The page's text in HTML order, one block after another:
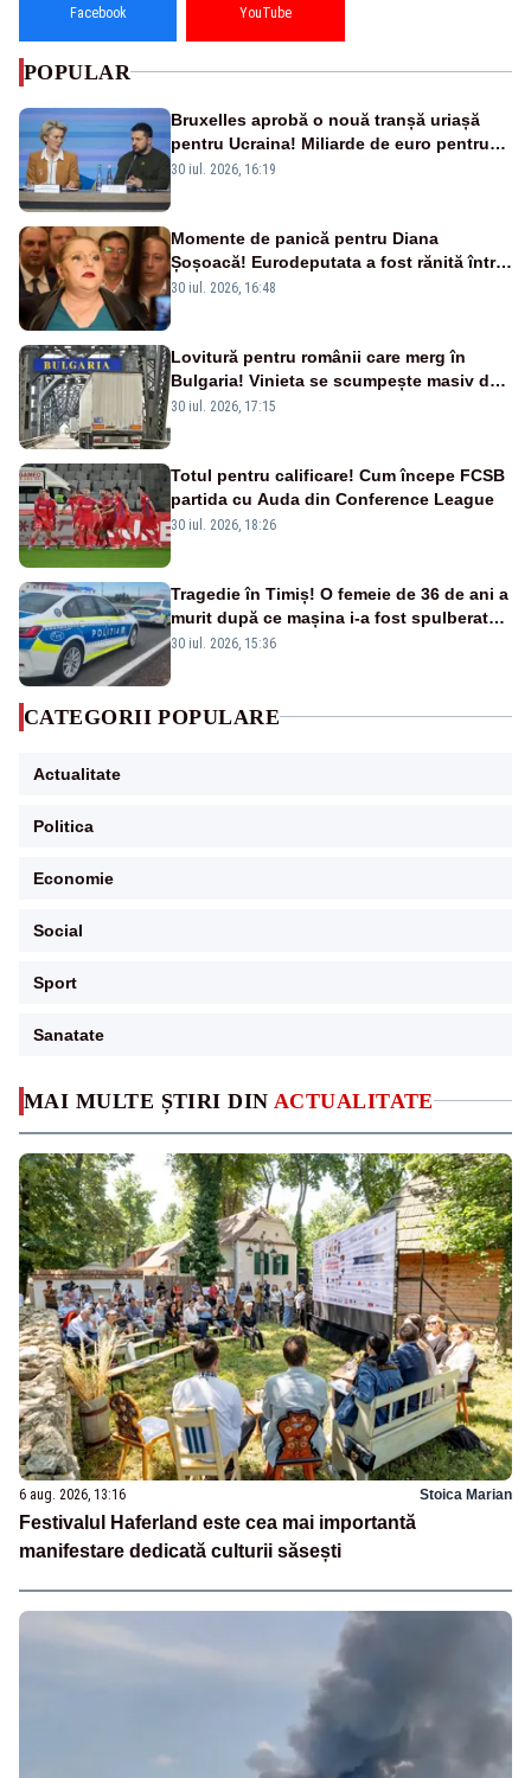
MAI MULTE ȘTIRI DIN ACTUALITATE
6 aug. 2026, 13:16 Stoica Marian
Festivalul Haferland este cea mai importantă
manifestare dedicată culturii săsești
Facebook YouTube
POPULAR
Bruxelles aprobă o nouă tranșă uriașă
pentru Ucraina! Miliarde de euro pentru
armament și apărare
30 iul. 2026, 16:19
Momente de panică pentru Diana
Șoșoacă! Eurodeputata a fost rănită într-
un accident rutier
30 iul. 2026, 16:48
Lovitură pentru românii care merg în
Bulgaria! Vinieta se scumpește masiv de
la 1 august
30 iul. 2026, 17:15
Totul pentru calificare! Cum începe FCSB
partida cu Auda din Conference League
30 iul. 2026, 18:26
Tragedie în Timiș! O femeie de 36 de ani a
murit după ce mașina i-a fost spulberată
de tren
30 iul. 2026, 15:36
CATEGORII POPULARE
Actualitate
Politica
Economie
Social
Sport
Sanatate